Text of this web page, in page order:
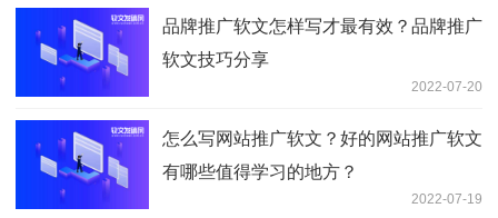
品牌推广软文怎样写才最有效？品牌推广
软文技巧分享
2022-07-20
怎么写网站推广软文？好的网站推广软文
有哪些值得学习的地方？
2022-07-19